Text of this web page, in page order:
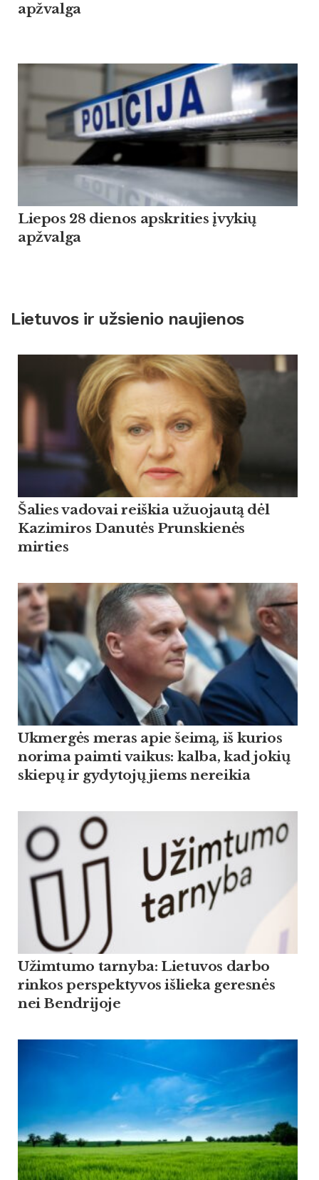
apžvalga
Liepos 28 dienos apskrities įvykių
apžvalga
Lietuvos ir užsienio naujienos
Šalies vadovai reiškia užuojautą dėl
Kazimiros Danutės Prunskienės
mirties
Ukmergės meras apie šeimą, iš kurios
norima paimti vaikus: kalba, kad jokių
skiepų ir gydytojų jiems nereikia
Užimtumo tarnyba: Lietuvos darbo
rinkos perspektyvos išlieka geresnės
nei Bendrijoje